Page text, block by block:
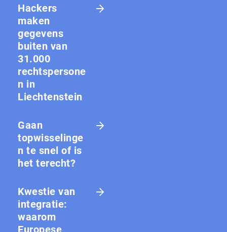
Hackers
maken
gegevens
buiten van
31.000
rechtspersone
n in
Liechtenstein
Gaan
topwisselinge
n te snel of is
het terecht?
Kwestie van
integratie:
waarom
Europese